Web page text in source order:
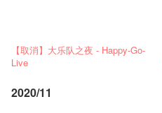
【取消】大乐队之夜 - Happy-Go-
Live
2020/11